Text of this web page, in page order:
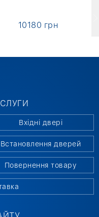
10180 грн
Вхідні двері
Встановлення дверей
Повернення товару